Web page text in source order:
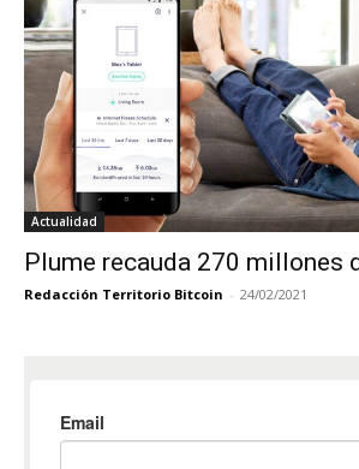
Actualidad
Plume recauda 270 millones
Redacción Territorio Bitcoin - 24/02/2021